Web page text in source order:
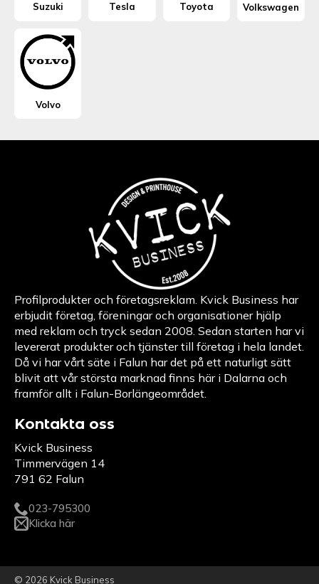
Suzuki Tesla Toyota Volkswagen
Volvo
Profilprodukter och företagsreklam. Kvick Business har
erbjudit företag, föreningar och organisationer hjälp
med reklam och tryck sedan 2008. Sedan starten har vi
levererat produkter och tjänster till företag i hela landet.
Då vi har vårt säte i Falun har det på ett naturligt sätt
blivit att vår största marknad finns här i Dalarna och
framför allt i Falun-Borlängeområdet.
Kontakta oss
Kvick Business
Timmervägen 14
791 62 Falun
023-795300
Klicka här
© 2026 Kvick Business